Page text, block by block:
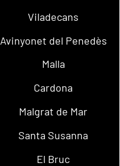
Viladecans
Avinyonet del Penedès
Malla
Cardona
Malgrat de Mar
Santa Susanna
El Bruc